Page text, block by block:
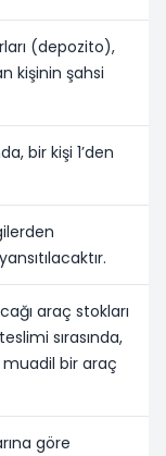
(depozito),
kişinin şahsi
bir kişi 1’den
araç stokları
sırasında,
bir araç
göre